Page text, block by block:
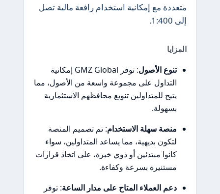
متعددة مع إمكانية استخدام رافعة مالية تصل
إلى 1:400.
المزايا
تنوع الأصول
: توفر GMZ Global إمكانية
التداول على مجموعة واسعة من الأصول، مما
يتيح للمتداولين تنويع محافظهم الاستثمارية
بسهولة.
منصة سهلة الاستخدام: تم تصميم المنصة
لتكون بديهية، مما يساعد المتداولين، سواء
كانوا مبتدئين أو ذوي خبرة، على اتخاذ قرارات
مستنيرة بسرعة وكفاءة.
دعم العملاء المتاح على مدار الساعة: توفر